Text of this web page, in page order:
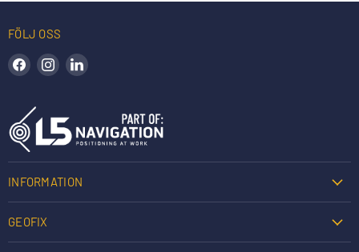
FÖLJ OSS
Hitta oss på Facebook
Hitta oss på Instagram
INFORMATION
GEOFIX